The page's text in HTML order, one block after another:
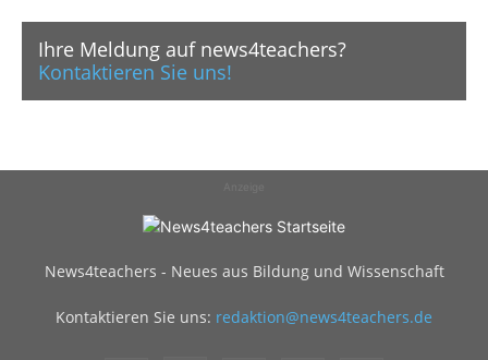
Ihre Meldung auf news4teachers?
Kontaktieren Sie uns!
News4teachers - Neues aus Bildung und Wissenschaft
Kontaktieren Sie uns: redaktion@news4teachers.de